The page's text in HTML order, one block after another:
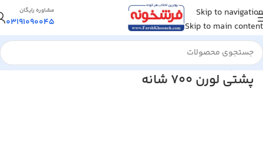
Skip to navigation
Skip to main content
مشاوره رایگان
03191090045
خانه/پشتی
پشتی لورن 700 شانه